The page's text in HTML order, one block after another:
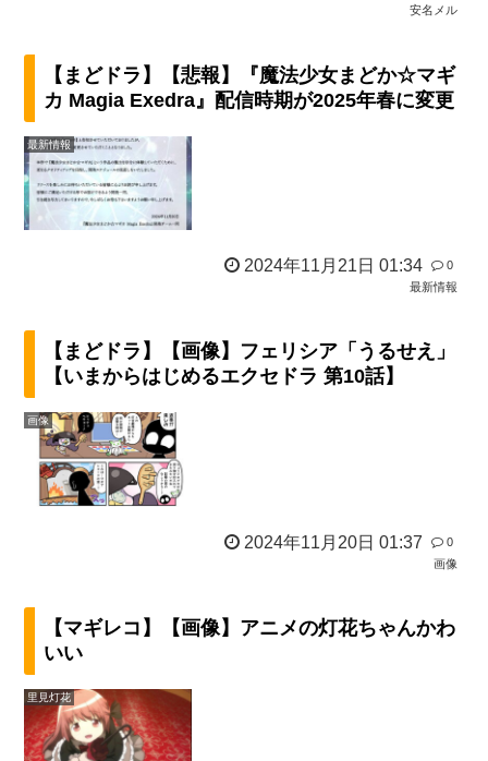
安名メル
【まどドラ】【悲報】『魔法少女まどか☆マギ
カ Magia Exedra』配信時期が2025年春に変更
最新情報
2024年11月21日 01:34
0
最新情報
【まどドラ】【画像】フェリシア「うるせえ」
【いまからはじめるエクセドラ 第10話】
画像
2024年11月20日 01:37
0
画像
【マギレコ】【画像】アニメの灯花ちゃんかわ
いい
里見灯花